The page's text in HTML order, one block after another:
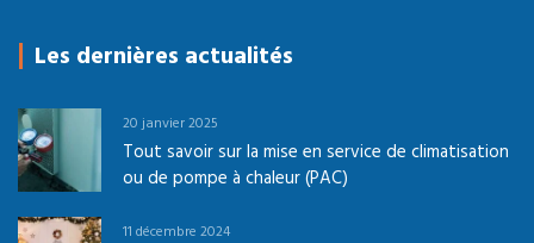
Les dernières actualités
20 janvier 2025
Tout savoir sur la mise en service de climatisation
ou de pompe à chaleur (PAC)
11 décembre 2024